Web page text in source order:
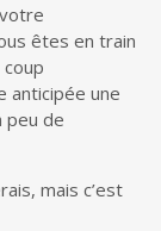
êtes en train
anticipée une
peu de
mais c’est